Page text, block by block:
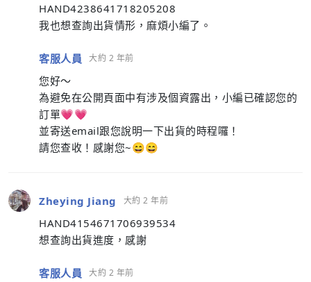
HAND4238641718205208
我也想查詢出貨情形，麻煩小編了。
客服人員 大約 2 年前
您好～
為避免在公開頁面中有涉及個資露出，小編已確認您的
訂單💗💗
並寄送email跟您說明一下出貨的時程囉！
請您查收！感謝您~😄😄
Zheying Jiang 大約 2 年前
HAND4154671706939534
想查詢出貨進度，感謝
客服人員 大約 2 年前